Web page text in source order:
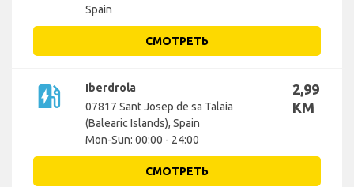
Spain
СМОТРЕТЬ
ev_station
Iberdrola
07817 Sant Josep de sa Talaia
(Balearic Islands), Spain
Mon-Sun: 00:00 - 24:00
2,99
KM
СМОТРЕТЬ